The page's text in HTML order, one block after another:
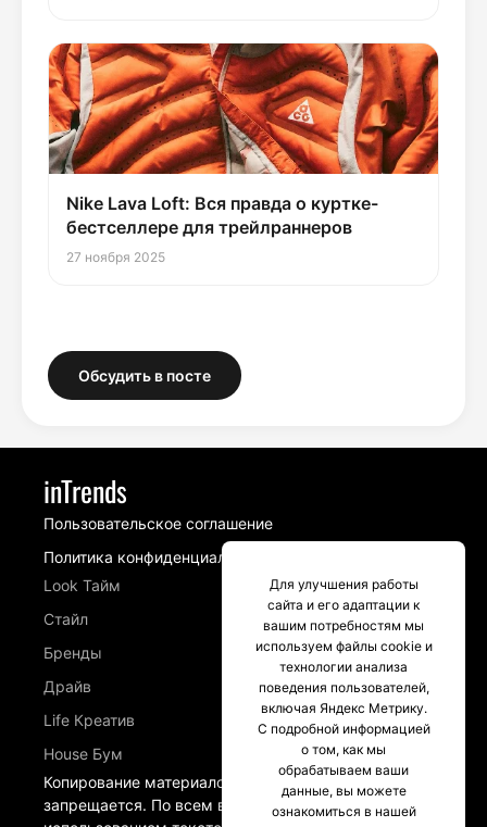
Nike Lava Loft: Вся правда о куртке-
бестселлере для трейлраннеров
27 ноября 2025
Обсудить в посте
inTrends
Пользовательское соглашение
Политика конфиденциальности
Look Тайм
Стайл
Бренды
Драйв
Life Креатив
House Бум
Копирование материалов сайта intrends.ru
запрещается. По всем вопросам, связанных с
Для улучшения работы
сайта и его адаптации к
вашим потребностям мы
используем файлы cookie и
технологии анализа
поведения пользователей,
включая Яндекс Метрику.
С подробной информацией
о том, как мы
обрабатываем ваши
данные, вы можете
ознакомиться в нашей